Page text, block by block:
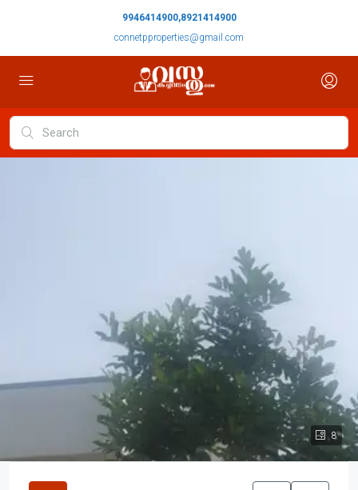
9946414900,8921414900
connetpproperties@gmail.com
8